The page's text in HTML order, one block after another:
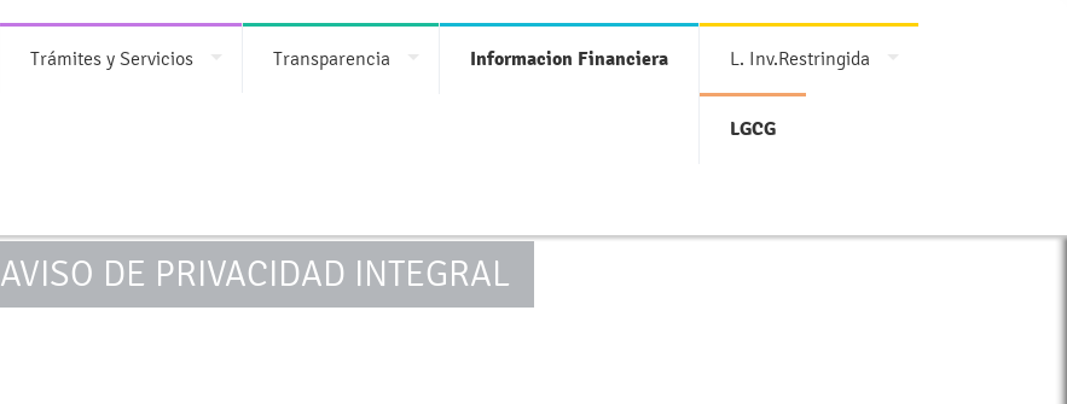
Trámites y Servicios Transparencia Informacion Financiera L. Inv.Restringida
LGCG
AVISO DE PRIVACIDAD INTEGRAL